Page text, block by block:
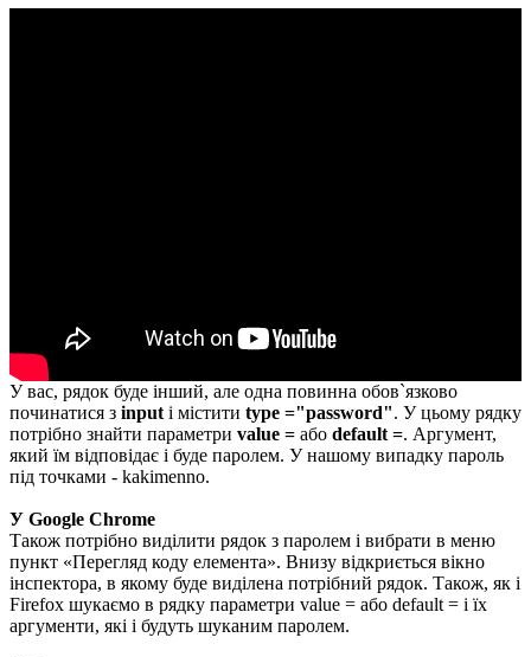
У вас, рядок буде інший, але одна повинна обов`язково
починатися з input і містити type ="password". У цьому рядку
потрібно знайти параметри value = або default =. Аргумент,
який їм відповідає і буде паролем. У нашому випадку пароль
під точками - kakimenno.
У Google Chrome
Також потрібно виділити рядок з паролем і вибрати в меню
пункт «Перегляд коду елемента». Внизу відкриється вікно
інспектора, в якому буде виділена потрібний рядок. Також, як і
Firefox шукаємо в рядку параметри value = або default = і їх
аргументи, які і будуть шуканим паролем.